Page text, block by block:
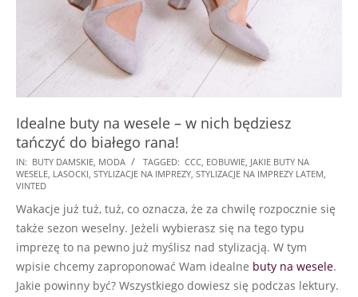
Idealne buty na wesele – w nich będziesz
tańczyć do białego rana!
2025-
06-
IN: BUTY DAMSKIE MODA TAGGED: CCC EOBUWIE JAKIE BUTY NA
WESELE LASOCKI STYLIZACJE NA IMPREZY STYLIZACJE NA IMPREZY LATEM
VINTED
Wakacje już tuż, tuż, co oznacza, że za chwilę rozpocznie się
także sezon weselny. Jeżeli wybierasz się na tego typu
imprezę to na pewno już myślisz nad stylizacją. W tym
wpisie chcemy zaproponować Wam idealne buty na wesele.
Jakie powinny być? Wszystkiego dowiesz się podczas lektury.